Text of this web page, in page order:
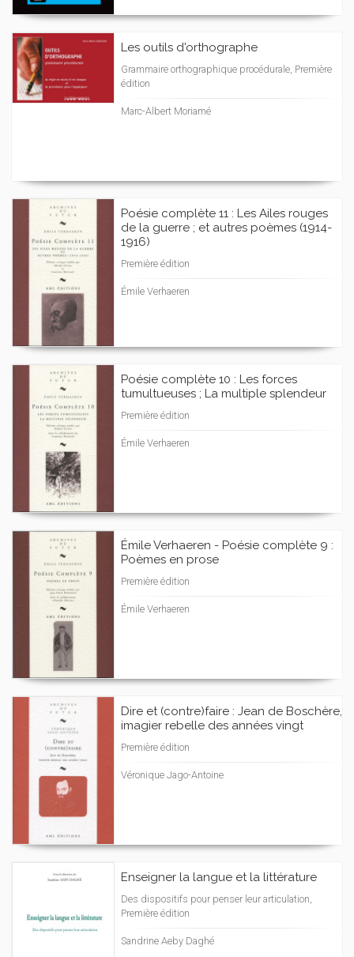
Les outils d'orthographe
Grammaire orthographique procédurale, Première
édition
Marc-Albert Moriamé
Poésie complète 11 : Les Ailes rouges
de la guerre ; et autres poèmes (1914-
1916)
Première édition
Émile Verhaeren
Poésie complète 10 : Les forces
tumultueuses ; La multiple splendeur
Première édition
Émile Verhaeren
Émile Verhaeren - Poésie complète 9 :
Poèmes en prose
Première édition
Émile Verhaeren
Dire et (contre)faire : Jean de Boschère,
imagier rebelle des années vingt
Première édition
Véronique Jago-Antoine
Enseigner la langue et la littérature
Des dispositifs pour penser leur articulation,
Première édition
Sandrine Aeby Daghé